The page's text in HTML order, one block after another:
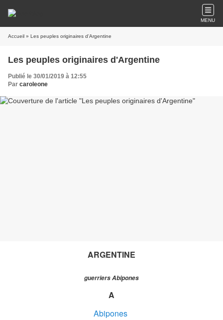
MENU
Accueil » Les peuples originaires d'Argentine
Les peuples originaires d'Argentine
Publié le 30/01/2019 à 12:55
Par caroleone
ARGENTINE
guerriers Abipones
A
Abipones